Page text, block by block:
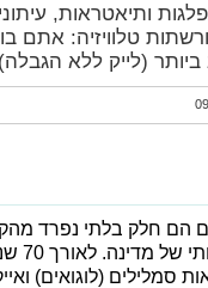
ותיאטראות,
טלוויזיה: אתם
ביותר (לייק ללא הגבלה)
הם חלק בלתי נפרד
העיצובי
סמלילים (לוגואים)